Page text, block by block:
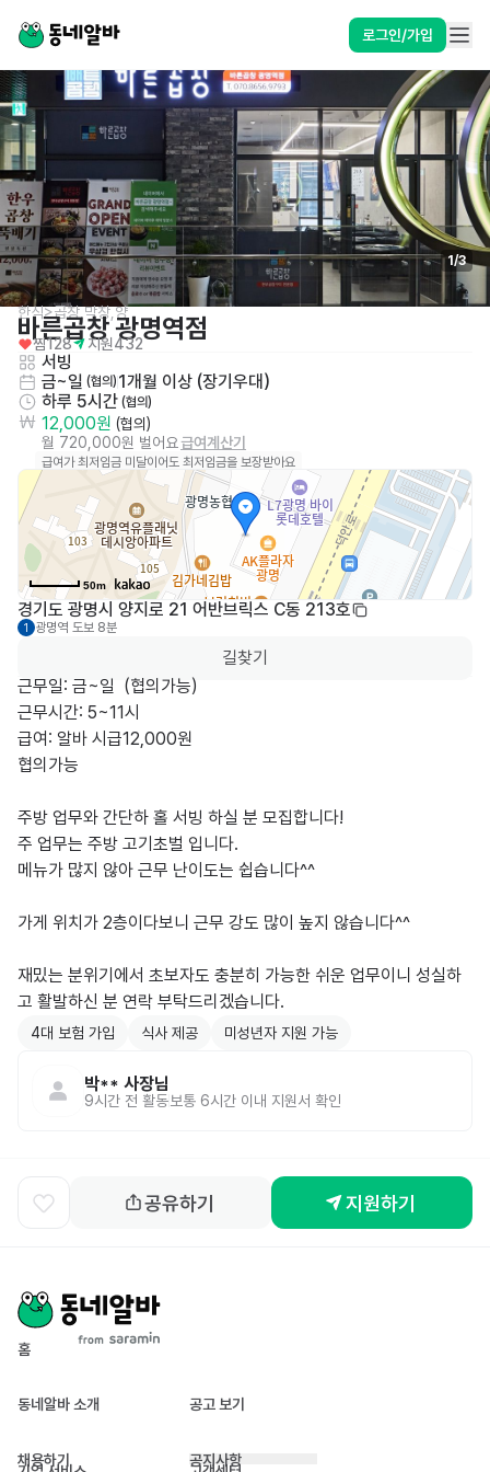
로그인/가입
1/3
한식>곱창,막창,양
바른곱창 광명역점
찜128 지원432
서빙
금~일 (협의) 1개월 이상 (장기우대)
하루 5시간 (협의)
12,000원 (협의)
월 720,000원 벌어요급여계산기
급여가 최저임금 미달이어도 최저임금을 보장받아요
50m
경기도 광명시 양지로 21 어반브릭스 C동 213호
1 광명역 도보 8분
길찾기
근무일: 금~일  (협의가능)
근무시간: 5~11시
급여: 알바 시급12,000원
협의가능
주방 업무와 간단하 홀 서빙 하실 분 모집합니다!
주 업무는 주방 고기초벌 입니다.
메뉴가 많지 않아 근무 난이도는 쉽습니다^^
가게 위치가 2층이다보니 근무 강도 많이 높지 않습니다^^
재밌는 분위기에서 초보자도 충분히 가능한 쉬운 업무이니 성실하
4대 보험 가입 식사 제공 미성년자 지원 가능
박** 사장님
9시간 전 활동보통 6시간 이내 지원서 확인
공유하기 지원하기
홈
동네알바 소개 공고 보기
채용하기 공지사항